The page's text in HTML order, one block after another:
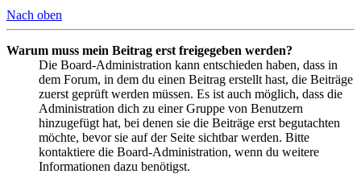
Nach oben
Warum muss mein Beitrag erst freigegeben werden?
Die Board-Administration kann entschieden haben, dass in
dem Forum, in dem du einen Beitrag erstellt hast, die Beiträge
zuerst geprüft werden müssen. Es ist auch möglich, dass die
Administration dich zu einer Gruppe von Benutzern
hinzugefügt hat, bei denen sie die Beiträge erst begutachten
möchte, bevor sie auf der Seite sichtbar werden. Bitte
kontaktiere die Board-Administration, wenn du weitere
Informationen dazu benötigst.